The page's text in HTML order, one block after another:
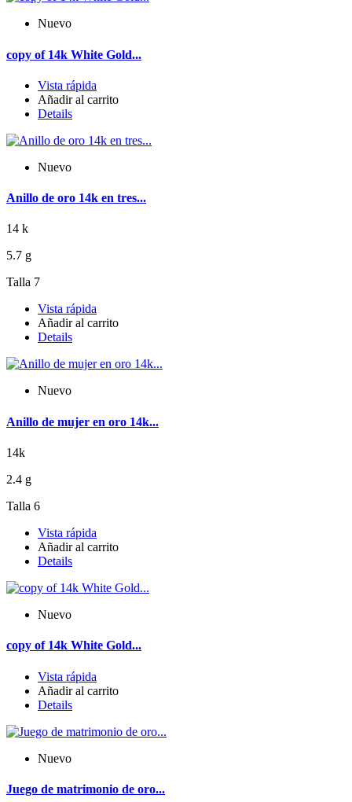
Nuevo
copy of 14k White Gold...
Vista rápida
Añadir al carrito
Details
Nuevo
Anillo de oro 14k en tres...
14 k
5.7 g
Talla 7
Vista rápida
Añadir al carrito
Details
Nuevo
Anillo de mujer en oro 14k...
14k
2.4 g
Talla 6
Vista rápida
Añadir al carrito
Details
Nuevo
copy of 14k White Gold...
Vista rápida
Añadir al carrito
Details
Nuevo
Juego de matrimonio de oro...